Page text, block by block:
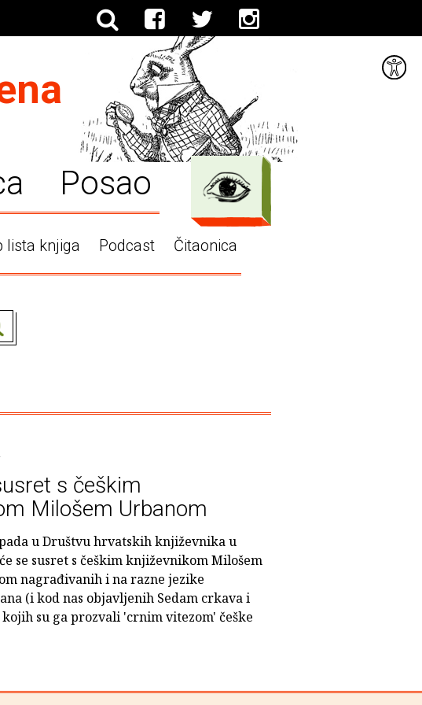
Posao
lista knjiga Podcast Čitaonica
s češkim
Milošem Urbanom
u Društvu hrvatskih književnika u
se susret s češkim književnikom Milošem
nagrađivanih i na razne jezike
(i kod nas objavljenih Sedam crkava i
su ga prozvali 'crnim vitezom' češke